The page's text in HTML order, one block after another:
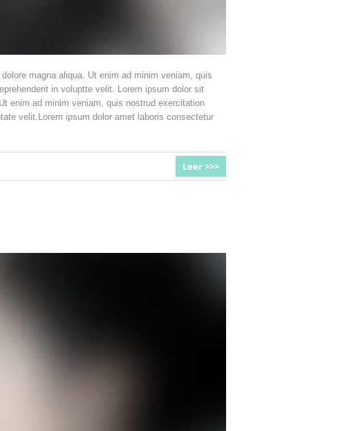
magna aliqua. Ut enim ad minim veniam, quis
in voluptte velit. Lorem ipsum dolor sit
enim ad minim veniam, quis nostrud exercitation
velit.Lorem ipsum dolor amet laboris consectetur
Leer >>>